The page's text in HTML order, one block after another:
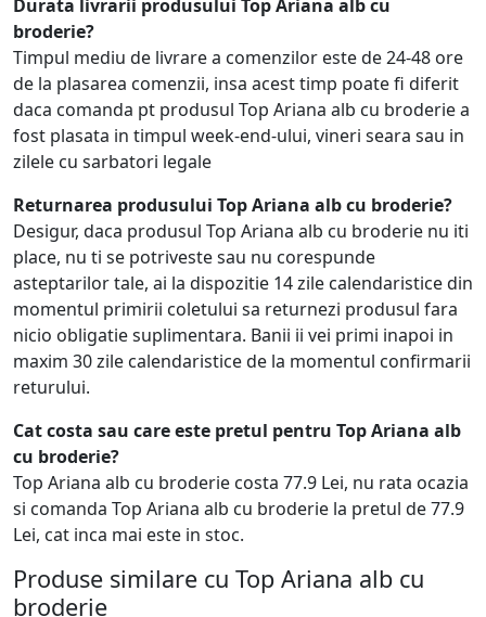
Durata livrarii produsului Top Ariana alb cu
broderie?
Timpul mediu de livrare a comenzilor este de 24-48 ore
de la plasarea comenzii, insa acest timp poate fi diferit
daca comanda pt produsul Top Ariana alb cu broderie a
fost plasata in timpul week-end-ului, vineri seara sau in
zilele cu sarbatori legale
Returnarea produsului Top Ariana alb cu broderie?
Desigur, daca produsul Top Ariana alb cu broderie nu iti
place, nu ti se potriveste sau nu corespunde
asteptarilor tale, ai la dispozitie 14 zile calendaristice din
momentul primirii coletului sa returnezi produsul fara
nicio obligatie suplimentara. Banii ii vei primi inapoi in
maxim 30 zile calendaristice de la momentul confirmarii
returului.
Cat costa sau care este pretul pentru Top Ariana alb
cu broderie?
Top Ariana alb cu broderie costa 77.9 Lei, nu rata ocazia
si comanda Top Ariana alb cu broderie la pretul de 77.9
Lei, cat inca mai este in stoc.
Produse similare cu Top Ariana alb cu
broderie